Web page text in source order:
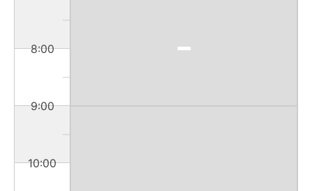
8:00
9:00
10:00